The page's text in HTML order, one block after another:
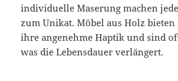
individuelle Maserung machen
zum Unikat. Möbel aus Holz
ihre angenehme Haptik und sind
was die Lebensdauer verlängert.